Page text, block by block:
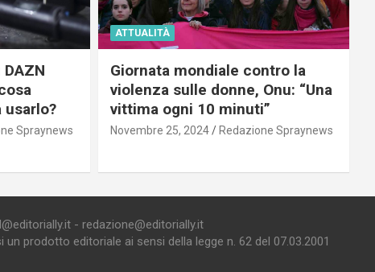
Spraynews
ATTUALITÀ
Giornata mondiale contro la
violenza sulle donne, Onu: “Una
vittima ogni 10 minuti”
Novembre 25, 2024 Redazione Spraynews
- redazione@editorially.it
prodotto editoriale ai sensi della legge n. 62 del 07.03.2001